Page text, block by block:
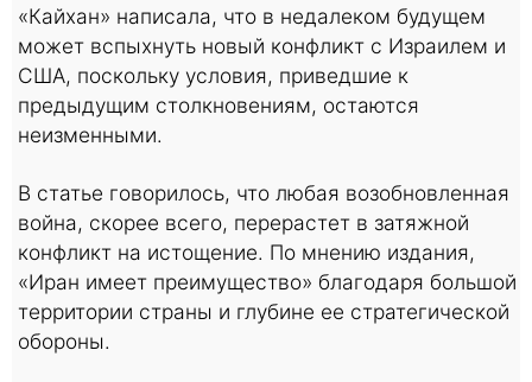
«Кайхан» написала, что в недалеком будущем
может вспыхнуть новый конфликт с Израилем и
США, поскольку условия, приведшие к
предыдущим столкновениям, остаются
неизменными.
В статье говорилось, что любая возобновленная
война, скорее всего, перерастет в затяжной
конфликт на истощение. По мнению издания,
«Иран имеет преимущество» благодаря большой
территории страны и глубине ее стратегической
обороны.